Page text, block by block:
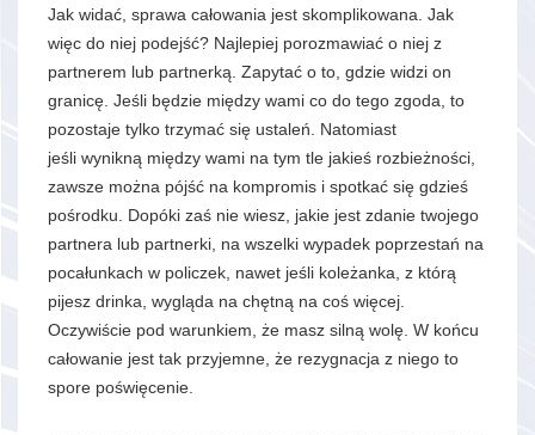
Jak widać, sprawa całowania jest skomplikowana. Jak
więc do niej podejść? Najlepiej porozmawiać o niej z
partnerem lub partnerką. Zapytać o to, gdzie widzi on
granicę. Jeśli będzie między wami co do tego zgoda, to
pozostaje tylko trzymać się ustaleń. Natomiast
jeśli wynikną między wami na tym tle jakieś rozbieżności,
zawsze można pójść na kompromis i spotkać się gdzieś
pośrodku. Dopóki zaś nie wiesz, jakie jest zdanie twojego
partnera lub partnerki, na wszelki wypadek poprzestań na
pocałunkach w policzek, nawet jeśli koleżanka, z którą
pijesz drinka, wygląda na chętną na coś więcej.
Oczywiście pod warunkiem, że masz silną wolę. W końcu
całowanie jest tak przyjemne, że rezygnacja z niego to
spore poświęcenie.